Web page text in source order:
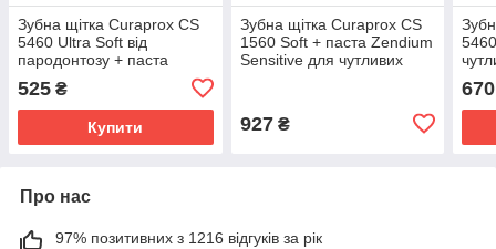
Зубна щітка Curaprox CS
5460 Ultra Soft від
пародонтозу + паста
Zendium Sensitive+White
відбілювання чутливих
зубів
525 ₴
Купити
Зубна щітка Curaprox CS
1560 Soft + паста Zendium
Sensitive для чутливих
927₴
670
Про нас
97% позитивних з 1216 відгуків за рік